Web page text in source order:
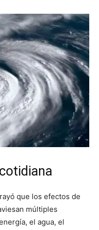
que los efectos de
múltiples
el agua, el